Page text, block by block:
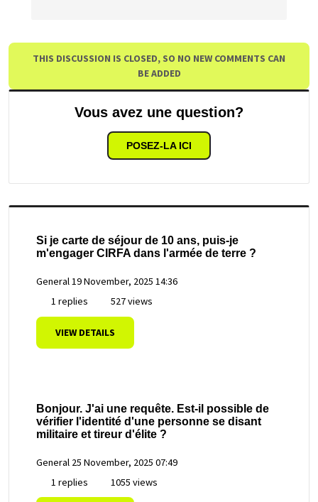
THIS DISCUSSION IS CLOSED, SO NO NEW COMMENTS CAN
BE ADDED
Vous avez une question?
POSEZ-LA ICI
Si je carte de séjour de 10 ans, puis-je
m'engager CIRFA dans l'armée de terre ?
General19 November, 2025 14:36
1 replies
527 views
VIEW DETAILS
Bonjour. J'ai une requête. Est-il possible de
vérifier l'identité d'une personne se disant
militaire et tireur d'élite ?
General 25 November, 2025 07:49
1 replies
1055 views